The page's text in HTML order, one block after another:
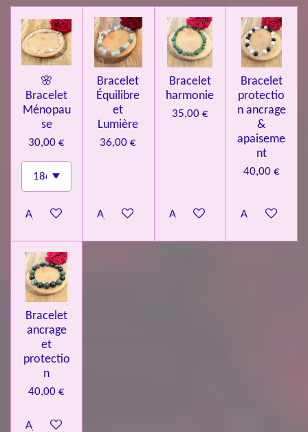
🌸
Bracelet
Ménopau
se
30,00 €
Ajouter au panier
Bracelet
Équilibre
et
Lumière
36,00 €
Ajouter au panier
Bracelet
harmonie
35,00 €
Ajouter au panier
Bracelet
protectio
n ancrage
&
apaiseme
nt
40,00 €
Ajouter au
Bracelet
ancrage
et
protectio
n
40,00 €
Ajouter au panier